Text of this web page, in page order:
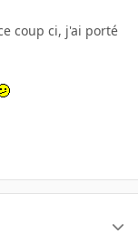
coup ci, j'ai porté